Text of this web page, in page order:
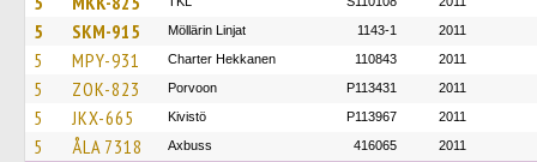
5 SKM-915 Möllärin Linjat 1143-1 2011
5 MPY-931 Charter Hekkanen 110843 2011
5 ZOK-823 Porvoon P113431 2011
5 JKX-665 Kivistö P113967 2011
5 ÅLA 7318 Axbuss 416065 2011